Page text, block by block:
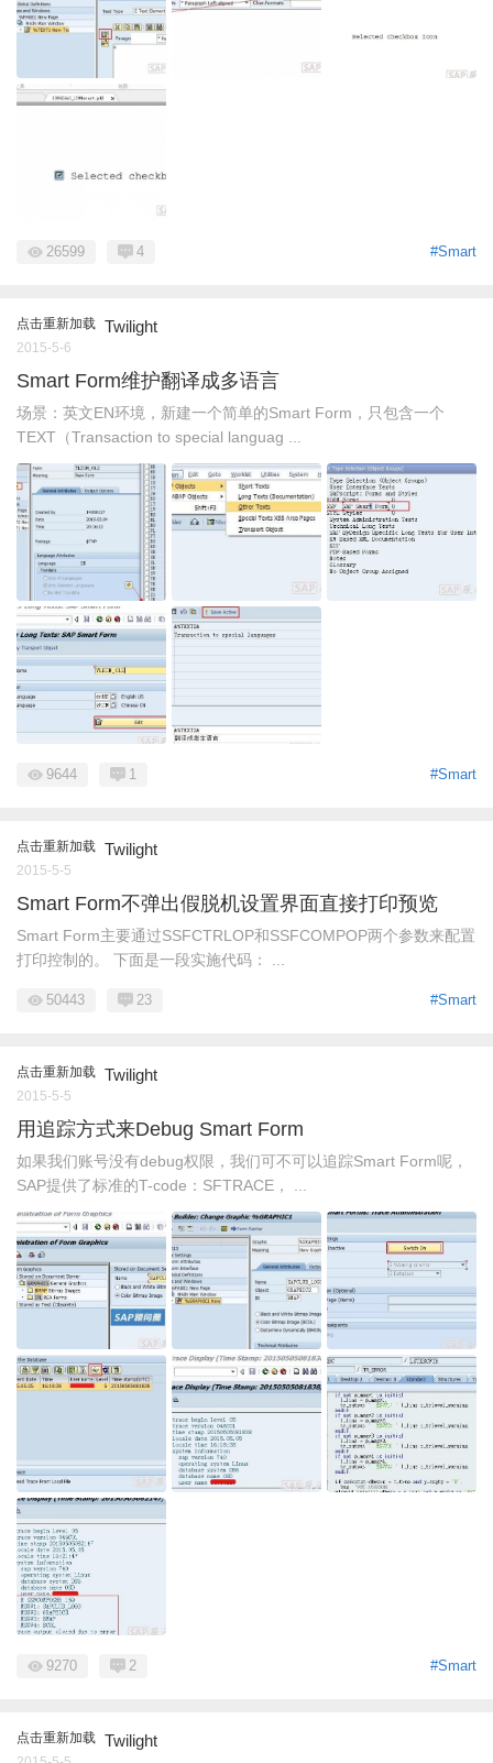
#Smart
26599 4
点击重新加载 Twilight
2015-5-6
Smart Form维护翻译成多语言
场景：英文EN环境，新建一个简单的Smart Form，只包含一个
TEXT（Transaction to special languag ...
#Smart
9644 1
点击重新加载 Twilight
2015-5-5
Smart Form不弹出假脱机设置界面直接打印预览
Smart Form主要通过SSFCTRLOP和SSFCOMPOP两个参数来配置
打印控制的。 下面是一段实施代码： ...
#Smart
50443 23
点击重新加载 Twilight
2015-5-5
用追踪方式来Debug Smart Form
如果我们账号没有debug权限，我们可不可以追踪Smart Form呢，
SAP提供了标准的T-code：SFTRACE， ...
#Smart
9270 2
点击重新加载 Twilight